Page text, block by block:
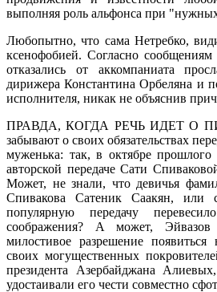
выполняя роль альфонса при
Любопытно, что сама Нетребко,
ксенофобией. Согласно
отказались от аккомпаниата
дирижера Константина Орбеляна и
исполнителя, никак не объяснив
ПРАВДА, КОГДА РЕЧЬ ИДЕТ О
забывают о своих обязательствах
муженька: так, в октябре прошлого
авторской передаче Сати
Может, не знали, что девичья
Спивакова Сатеник Саакян, или
популярную передачу
соображения? А может, Эйвазов
милостивое разрешение
своих могущественных
президента Азербайджана
удостаивали его чести совместно